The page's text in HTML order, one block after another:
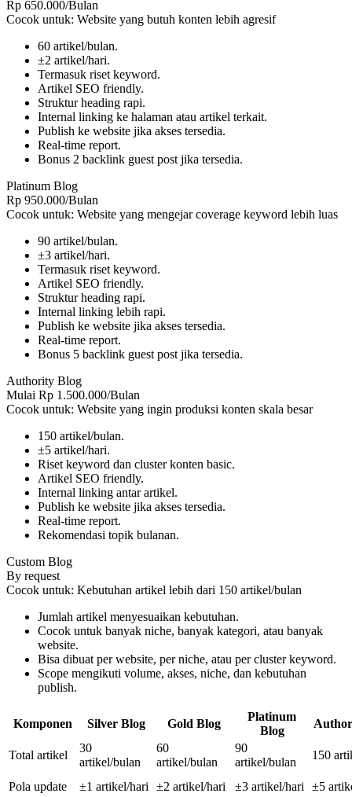
Rp 650.000/Bulan
Cocok untuk: Website yang butuh konten lebih agresif
60 artikel/bulan.
±2 artikel/hari.
Termasuk riset keyword.
Artikel SEO friendly.
Struktur heading rapi.
Internal linking ke halaman atau artikel terkait.
Publish ke website jika akses tersedia.
Real-time report.
Bonus 2 backlink guest post jika tersedia.
Platinum Blog
Rp 950.000/Bulan
Cocok untuk: Website yang mengejar coverage keyword lebih luas
90 artikel/bulan.
±3 artikel/hari.
Termasuk riset keyword.
Artikel SEO friendly.
Struktur heading rapi.
Internal linking lebih rapi.
Publish ke website jika akses tersedia.
Real-time report.
Bonus 5 backlink guest post jika tersedia.
Authority Blog
Mulai Rp 1.500.000/Bulan
Cocok untuk: Website yang ingin produksi konten skala besar
150 artikel/bulan.
±5 artikel/hari.
Riset keyword dan cluster konten basic.
Artikel SEO friendly.
Internal linking antar artikel.
Publish ke website jika akses tersedia.
Real-time report.
Rekomendasi topik bulanan.
Custom Blog
By request
Cocok untuk: Kebutuhan artikel lebih dari 150 artikel/bulan
Jumlah artikel menyesuaikan kebutuhan.
Cocok untuk banyak niche, banyak kategori, atau banyak
website.
Bisa dibuat per website, per niche, atau per cluster keyword.
Scope mengikuti volume, akses, niche, dan kebutuhan
publish.
Komponen Silver Blog Gold Blog
Platinum
Blog
Total artikel
30
artikel/bulan
60
artikel/bulan
90
artikel/bulan
150
Pola update ±1 artikel/hari ±2 artikel/hari ±3 artikel/hari ±5